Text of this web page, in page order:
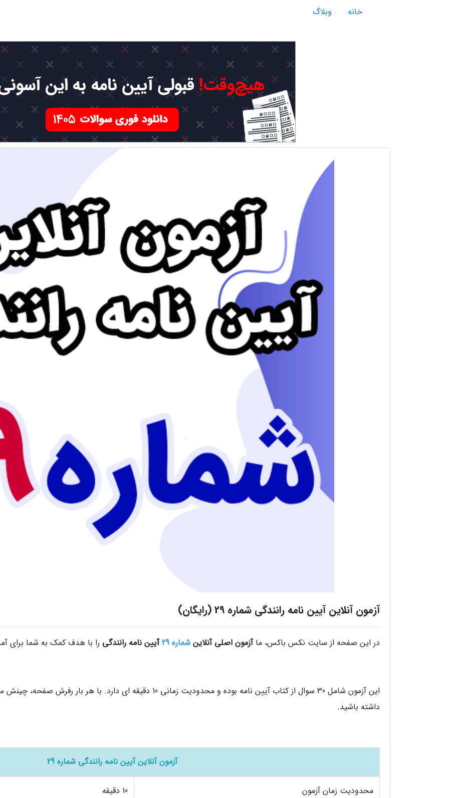
خانه وبلاگ
آزمون آنلاین آیین نامه رانندگی شماره 29 (رایگان)
در این صفحه از سایت نکس باکس، ماآزمون اصلی آنلاین شماره 29 آیین نامه رانندگی را با هدف کمک به شما برای
این آزمون شامل 30 سوال از کتاب آیین نامه بوده و محدودیت زمانی 10 دقیقه
داشته باشید.
آزمون آنلاین آیین نامه رانندگی شماره 29
محدودیت زمان آزمون 10 دقیقه